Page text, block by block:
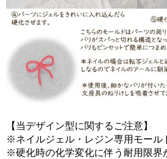
【当デザイン型に関するご注意】
※ネイルジェル・レジン専用モール
※硬化時の化学変化に伴う耐用限界